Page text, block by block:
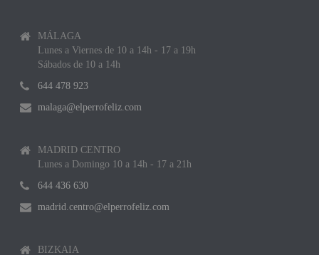
MÁLAGA
Lunes a Viernes de 10 a 14h - 17 a 19h
Sábados de 10 a 14h
644 478 923
malaga@elperrofeliz.com
MADRID CENTRO
Lunes a Domingo 10 a 14h - 17 a 21h
644 436 630
madrid.centro@elperrofeliz.com
BIZKAIA